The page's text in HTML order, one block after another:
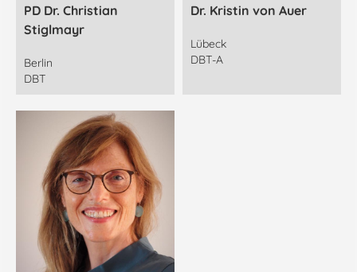
PD Dr. Christian
Stiglmayr
Berlin
DBT
Dr. Kristin von Auer
Lübeck
DBT-A